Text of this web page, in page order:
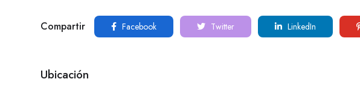
Compartir Facebook Twitter LinkedIn
Ubicación